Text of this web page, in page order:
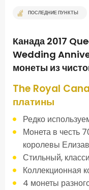
ПОСЛЕДНИЕ ПУНКТЫ
Канада 2017
Wedding
монеты из
The Royal
платины
Редко
Монета в честь
королевы
Стильный,
Коллекционная
4 монеты